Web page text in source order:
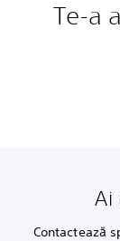
Te-a
Ai
Contactează